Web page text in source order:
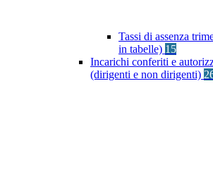
Tassi di assenza
in tabelle) 15
Incarichi conferiti e
(dirigenti e non dirigenti)